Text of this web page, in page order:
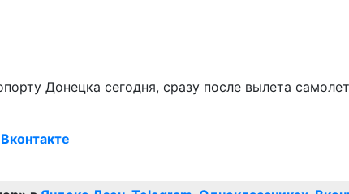
Донецка сегодня, сразу после вылета
Вконтакте